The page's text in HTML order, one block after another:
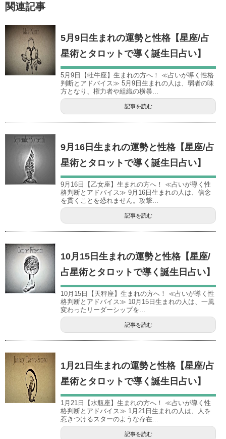
関連記事
5月9日生まれの運勢と性格【星座/占
星術とタロットで導く誕生日占い】
5月9日【牡牛座】生まれの方へ！ ≪占いが導く性格
判断とアドバイス≫ 5月9日生まれの人は、弱者の味
方となり、権力者や組織の横暴...
記事を読む
9月16日生まれの運勢と性格【星座/占
星術とタロットで導く誕生日占い】
9月16日【乙女座】生まれの方へ！ ≪占いが導く性
格判断とアドバイス≫ 9月16日生まれの人は、信念
を貫くことを恐れません。攻撃...
記事を読む
10月15日生まれの運勢と性格【星座/
占星術とタロットで導く誕生日占い】
10月15日【天秤座】生まれの方へ！ ≪占いが導く性
格判断とアドバイス≫ 10月15日生まれの人は、一風
変わったリーダーシップを...
記事を読む
1月21日生まれの運勢と性格【星座/占
星術とタロットで導く誕生日占い】
1月21日【水瓶座】生まれの方へ！ ≪占いが導く性
格判断とアドバイス≫ 1月21日生まれの人は、人を
惹きつけるスターのような存在...
記事を読む